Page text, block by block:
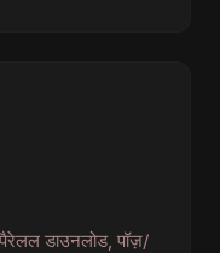
डाउनलोड, पॉज़/